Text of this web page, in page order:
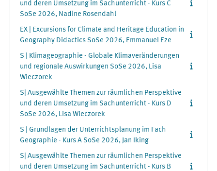
und deren Umsetzung im Sachunterricht - Kurs C
SoSe 2026, Nadine Rosendahl
EX | Excursions for Climate and Heritage Education in
Geography Didactics SoSe 2026, Emmanuel Eze
S | Klimageographie - Globale Klimaveränderungen
und regionale Auswirkungen SoSe 2026, Lisa
Wieczorek
S| Ausgewählte Themen zur räumlichen Perspektive
und deren Umsetzung im Sachunterricht - Kurs D
SoSe 2026, Lisa Wieczorek
S | Grundlagen der Unterrichtsplanung im Fach
Geographie - Kurs A SoSe 2026, Jan Iking
S| Ausgewählte Themen zur räumlichen Perspektive
und deren Umsetzung im Sachunterricht - Kurs B